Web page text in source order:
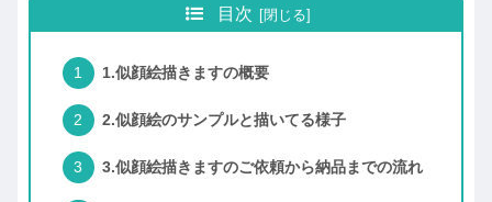
目次
1.似顔絵描きますの概要
2.似顔絵のサンプルと描いてる様子
3.似顔絵描きますのご依頼から納品までの流れ